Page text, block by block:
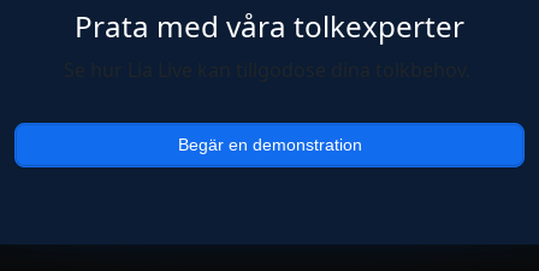
Prata med våra tolkexperter
Begär en demonstration